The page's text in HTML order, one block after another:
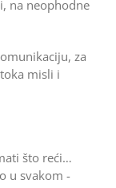
na neo­phodne
za
misli i
što reći…
u svakom